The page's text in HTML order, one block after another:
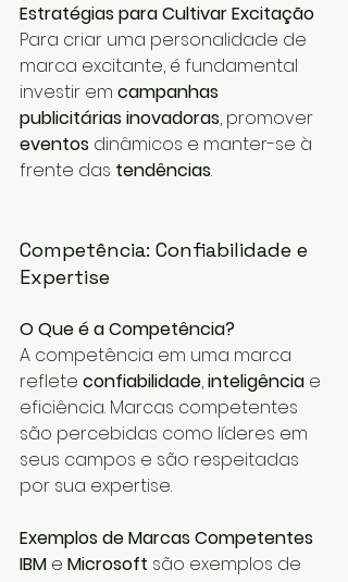
Estratégias para Cultivar Excitação
Para criar uma personalidade de
marca excitante, é fundamental
investir em campanhas
publicitárias inovadoras, promover
eventos dinâmicos e manter-se à
frente das tendências.
Competência: Confiabilidade e
Expertise
O Que é a Competência?
A competência em uma marca
reflete confiabilidade, inteligência e
eficiência. Marcas competentes
são percebidas como líderes em
seus campos e são respeitadas
por sua expertise.
Exemplos de Marcas Competentes
IBM e Microsoft são exemplos de